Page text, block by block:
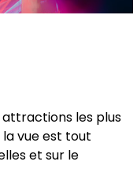
attractions les plus
la vue est tout
et sur le